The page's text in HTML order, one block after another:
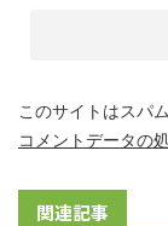
このサイトはスパ
コメントデータの
関連記事